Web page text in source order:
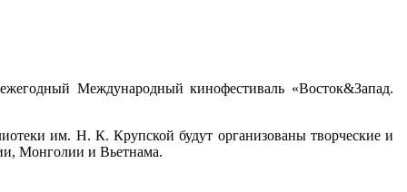
Международный кинофестиваль «Восток&Запад.
им. Н. К. Крупской будут организованы творческие и
Монголии и Вьетнама.